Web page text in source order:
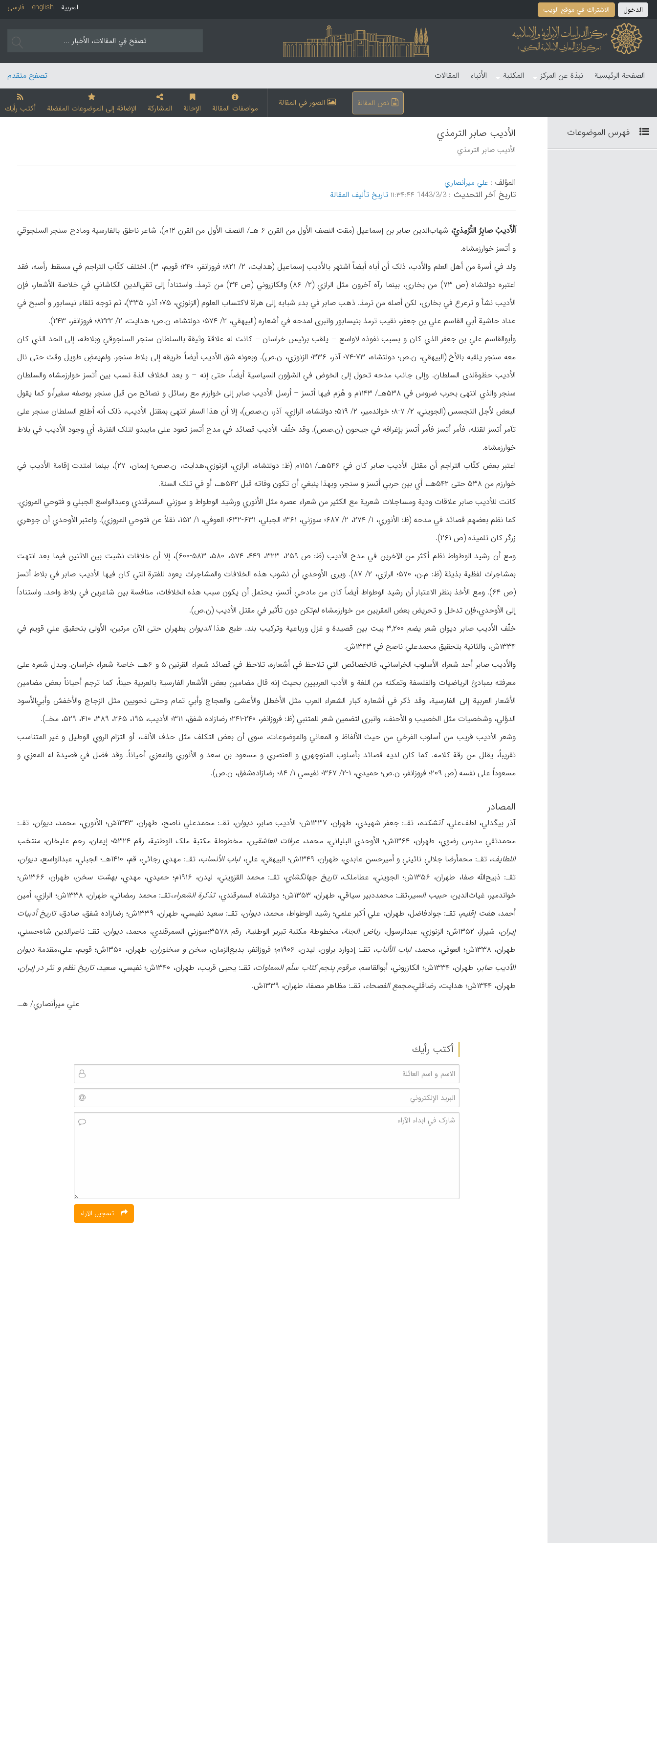
الدخول الاشتراك في موقع الویب فارسی english العربیة
الصفحة الرئیسیة نبذة عن المرکز المکتبة الأنباء المقالات تصفح متقدم
نص المقالة الصور في المقالة مواصفات المقالة الإحالة المشارکة الإضافة إلی الموضوعات المفضلة أکتب رأیك
فهرس الموضوعات الأدیب صابر الترمذي
الأدیب صابر الترمذي
المؤلف :علي میرأنصاري
تاریخ آخر التحدیث :1443/3/3 ۱۱:۳۴:۴۴ تاریخ تألیف المقالة
اَلْأَدیبُ صابِرُ التِّرْمِذيّ،
شهاب‌الدین صابر بن إسماعیل (مقت النصف الأول من القرن ۶ هـ/ النصف الأول من القرن ۱۲م)، شاعر ناطق بالفارسیة ومادح سنجر السلجوقي
و أتسز خوارزمشاه.
ولد في أسرة من أهل العلم والأدب، ذلک أن أباه أیضاً اشتهر بالأدیب إسماعیل (هدایت، ۲/ ۸۲۱؛ فروزانفر، ۲۴۰؛ قویم، ۳). اختلف کتّاب التراجم في مسقط رأسه، فقد
اعتبره دولتشاه (ص ۷۳) من بخاری، بینما رآه آخرون مثل الرازي (۲/ ۸۶) والکازروني (ص ۳۴) من ترمذ. واستناداً إلی تقي‌الدین الکاشاني في خلاصة الأشعار، فإن
الأدیب نشأ و ترعرع في بخاری، لکن أصله من ترمذ. ذهب صابر في بدء شبابه إلی هراة لاکتساب العلوم (الزنوزي، ۷۵؛ آذر، ۳۳۵)، ثم توجه تلقاء نیسابور و أصبح في
عداد حاشیة أبي القاسم علي بن جعفر، نقیب ترمذ بنیسابور وانبری لمدحه في أشعاره (البیهقي، ۲/ ۵۷۴؛ دولتشاه، ن.ص؛ هدایت، ۲/ ۸۲۲۲؛ فروزانفر، ۲۴۳).
وأبوالقاسم علي بن جعفر الذي کان و بسبب نفوذه لاواسع – یلقب برئیس خراسان – کانت له علاقة وثیقة بالسلطان سنجر السلجوقي وبلاطه، إلی الحد الذي کان
معه سنجر یلقبه بالأخ (البیهقي، ن.ص؛ دولتشاه، ۷۳-۷۴؛ آذر، ۳۳۶؛ الزنوزي، ن.ص). وبعونه شق الأدیب أیضاً طریقه إلی بلاط سنجر. ولم‌یمضِ طویل وقت حتی نال
الأدیب حظوة‌لدی السلطان. وإلی جانب مدحه تحول إلی الخوض في الشؤون السیاسیة أیضاً، حتی إنه – و بعد الخلاف الذة نسب بین أتسز خوارزمشاه والسلطان
سنجر والذي انتهی بحرب ضروس في ۵۳۸هـ/ ۱۱۴۳م و هُزم فیها أتسز – أرسل الأدیب صابر إلی خوارزم مع رسائل و نصائح من قبل سنجر بوصفه سفیراً،و کما یقول
البعض لأجل التجسس (الجویني، ۲/ ۷-۸؛ خواندمیر، ۲/ ۵۱۹؛ دولتشاه، الرازي، آذر، ن.صص)، إلا أن هذا السفر انتهی بمقتل الأدیب، ذلک أنه أطلع السلطان سنجر علی
تآمر أتسز لقتله، فأمر أتسز فأمر أتسز بإغرافه في جیحون (ن.صص). وقد خلّف الأدیب قصائد في مدح أتسز تعود علی مایبدو لتلک الفترة، أي وجود الأدیب في بلاط
خوارزمشاه.
اعتبر بعض کتّاب التراجم أن مقتل الأدیب صابر کان في ۵۴۶هـ/ ۱۱۵۱م (ظ: دولتشاه، الرازي، الزنوزي،هدایت، ن.صص؛ إیمان، ۲۷)، بینما امتدت إقامة الأدیب في
خوارزم من ۵۳۸ حتی ۵۴۲هـ، أي بین حربي أتسز و سنجر، وبهذا ینبغي أن تکون وفاته قبل ۵۴۲هـ، أو في تلک السنة.
کانت للأدیب صابر علاقات ودیة ومساجلات شعریة مع الکثیر من شعراء عصره مثل الأنوري ورشید الوطواط و سوزني السمرقندي وعبدالواسع الجبلي و فتوحي المروزي.
کما نظم بعضهم قصائد في مدحه (ظ: الأنوري، ۱/ ۲۷۴، ۲/ ۶۸۷؛ سوزني، ۳۶۱؛ الجبلي، ۶۳۱-۶۳۲؛ العوفي، ۱/ ۱۵۲، نقلاً عن فتوحي المروزي). واعتبر الأوحدي أن جوهري
زرگر کان تلمیذه (ص ۲۶۱).
ومع أن رشید الوطواط نظم أکثر من الآخرین في مدح الأدیب (ظ: ص ۲۵۹، ۳۲۳، ۴۴۹، ۵۷۴، ۵۸۰، ۵۸۳-۶۰۰)، إلا أن خلافات نشبت بین الاثنین فیما بعد انتهت
بمشاجرات لفظیة بذیئة (ظ: م.ن، ۵۷۰؛ الرازي، ۲/ ۸۷). ویری الأوحدي أن نشوب هذه الخلافات والمشاجرات یعود للفترة التي کان فیها الأدیب صابر في بلاط أتسز
(ص ۶۴). ومع الأخذ بنظر الاعتبار أن رشید الوطواط أیضاً کان من مادحي أتسز، یحتمل أن یکون سبب هذه الخلافات، منافسة بین شاعرین في بلاط واحد. واستناداً
إلی الأوحدي،فإن تدخل و تحریض بعض المقربین من خوارزمشاه لم‌تکن دون تأثیر في مقتل الأدیب (ن.ص).
خلّف الأدیب صابر دیوان شعر یضم ۳,۲۰۰ بیت بین قصیدة و غزل ورباعیة وترکیب بند. طبع هذا
الدیوانبطهران حتی الآن مرتین، الأولی بتحقیق علي قویم في
۱۳۳۴ش، والثانیة بتحقیق محمدعلي ناصح في ۱۳۴۳ش.
والأدیب صابر أحد شعراء الأسلوب الخراساني، فالخصائص التي تلاحظ في أشعاره، تلاحظ في قصائد شعراء القرنین ۵ و ۶هـ، خاصة شعراء خراسان. ویدل شعره علی
معرفته بمبادئ الریاضیات والفلسفة وتمکنه من اللغة و الأدب العربیین بحیث إنه قال مضامین بعض الأشعار الفارسیة بالعربیة حیناً، کما ترجم أحیاناً بعض مضامین
الأشعار العربیة إلی الفارسیة، وقد ذکر في أشعاره کبار الشعراء العرب مثل الأخطل والأعشی والعجاج وأبي تمام وحتی نحویین مثل الزجاج والأخفش وأبي‌الأسود
الدؤلي، وشخصیات مثل الخصیب و الأحنف، وانبری لتضمین شعر للمتنبي (ظ: فروزانفر، ۲۴۰-۲۴۱؛ رضازاده شفق، ۳۱۱؛ الأدیب، ۱۹۵، ۲۶۵، ۳۸۹، ۴۱۰، ۵۲۹، مخـ).
وشعر الأدیب قریب من أسلوب الفرخي من حیث الألفاظ و المعاني والموضوعات، سوی أن بعض التکلف مثل حذف الألف، أو التزام الروي الوطیل و غیر المتناسب
تقریباً، یقلل من رقة کلامه. کما کان لدیه قصائد بأسلوب المنوچهري و العنصري و مسعود بن سعد و الأنوري والمعزي أحیاناً. وقد فضل في قصیدة له المعزي و
مسعوداً علی نفسه (ص ۲۰۹؛ فروزانفر، ن.ص؛ حمیدي، ۱-۲/ ۳۶۷؛ نفیسي ۱/ ۸۴؛ رضازاده‌شفق، ن.ص).
المصادر
آذر بیگدلي، لطف‌علي،آتشکده، تقـ: جعفر شهیدي، طهران، ۱۳۳۷ش؛ الأدیب صابر، دیوان، تقـ: محمدعلي ناصح، طهران، ۱۳۴۳ش؛ الأنوري، محمد، دیوان، تقـ:
محمدتقي مدرس رضوي، طهران، ۱۳۶۴ش؛ الأوحدي البلیاني، محمد،
عرفات العاشقین، مخطوطة مکتبة ملک الوطنیة، رقم ۵۳۲۴؛ إیمان، رحم علیخان،
منتخب
اللطایف، تقـ: محمأرضا جلالي نائیني و أمیرحسن عابدي، طهران، ۱۳۴۹ش؛ البیهقي، علي، لباب الأنساب، تقـ: مهدي رجائي، قم، ۱۴۱۰هـ؛ الجبلي، عبدالواسع، دیوان،
تقـ: ذبیح‌الله صفا، طهران، ۱۳۵۶ش؛ الجویني، عطاملک،
تاریخ جهانگشاي، تقـ: محمد القزویني، لیدن، ۱۹۱۶م؛ حمیدي، مهدي، بهشت سخن
، طهران، ۱۳۶۶ش؛
خواندمیر، غیاث‌الدین، حبیب السیر،تقـ: محمددبیر سیاقي، طهران، ۱۳۵۳ش؛ دولتشاه السمرقندي، تذکرة الشعراء
،تقـ: محمد رمضاني، طهران، ۱۳۳۸ش؛ الرازي، أمین
أحمد،هفت إقلیم، تقـ: جوادفاضل، طهران، علي أکبر علمي؛ رشید الوطواط، محمد،دیوان، تقـ: سعید نفیسي، طهران، ۱۳۳۹ش؛ رضازاده شفق، صادق،
تاریخ أدبیات
إیران، شیراز، ۱۳۵۲ش؛ الزنوزي، عبدالرسول، ریاض الجنة، مخطوطة مکتبة تبریز الوطنیة، رقم ۳۵۷۸؛سوزني السمرقندي، محمد، دیوان، تقـ: ناصرالدین شاه‌حسني،
طهران، ۱۳۳۸ش؛ العوفي، محمد،
لباب الألباب، تقـ: إدوارد براون، لیدن، ۱۹۰۶م؛ فروزانفر، بدیع‌الزمان، سخن و سخنوران، طهران، ۱۳۵۰ش؛ قویم، علي،مقدمة
دیوان
الأدیب صابر، طهران، ۱۳۳۴ش؛ الکازروني، أبوالقاسم، مرقوم پنجم کتاب سلّم السماوات، تقـ: یحیی قریب، طهران، ۱۳۴۰ش؛ نفیسي، سعید، تاریخ نظم و نثر در إیران،
طهران، ۱۳۴۴ش؛ هدایت، رضاقلي،
مجمع الفصحاء، تقـ: مظاهر مصفا، طهران، ۱۳۳۹ش.
علي میرأنصاري/ هـ.
أکتب رأیك
تسجیل الآراء